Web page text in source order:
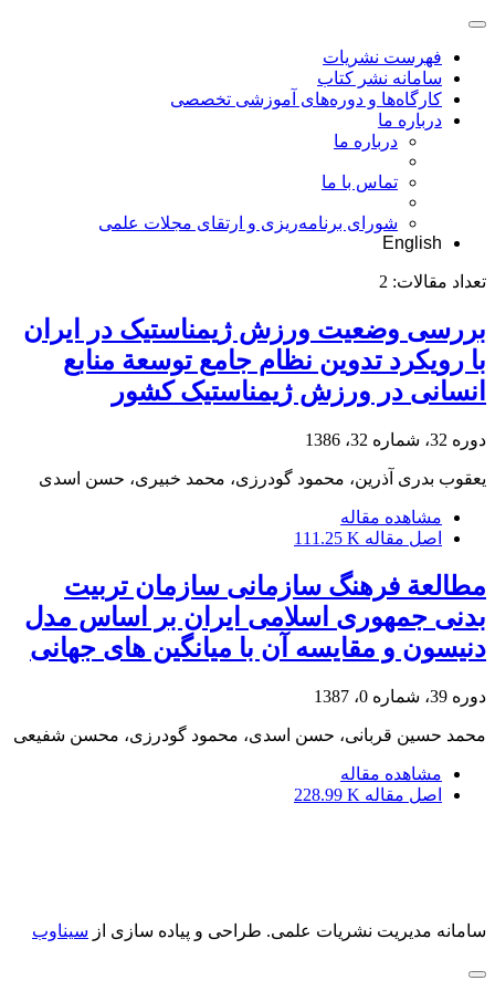
فهرست نشریات
سامانه نشر کتاب
کارگاه‌ها و دوره‌های آموزشی تخصصی
درباره ما
درباره ما
تماس با ما
شورای برنامه‌ریزی و ارتقای مجلات علمی
English
تعداد مقالات: 2
بررسی وضعیت ورزش ژیمناستیک در ایران
با رویکرد تدوین نظام جامع توسعة منابع
انسانی در ورزش ژیمناستیک کشور
دوره 32، شماره 32، 1386
یعقوب بدری آذرین، محمود گودرزی، محمد خبیری، حسن اسدی
مشاهده مقاله
اصل مقاله 111.25 K
مطالعة فرهنگ سازمانی سازمان تربیت
بدنی جمهوری اسلامی ایران بر اساس مدل
دنیسون و مقایسه آن با میانگین های جهانی
دوره 39، شماره 0، 1387
محمد حسین قربانی، حسن اسدی، محمود گودرزی، محسن شفیعی
مشاهده مقاله
اصل مقاله 228.99 K
سامانه مدیریت نشریات علمی. طراحی و پیاده سازی از سیناوب